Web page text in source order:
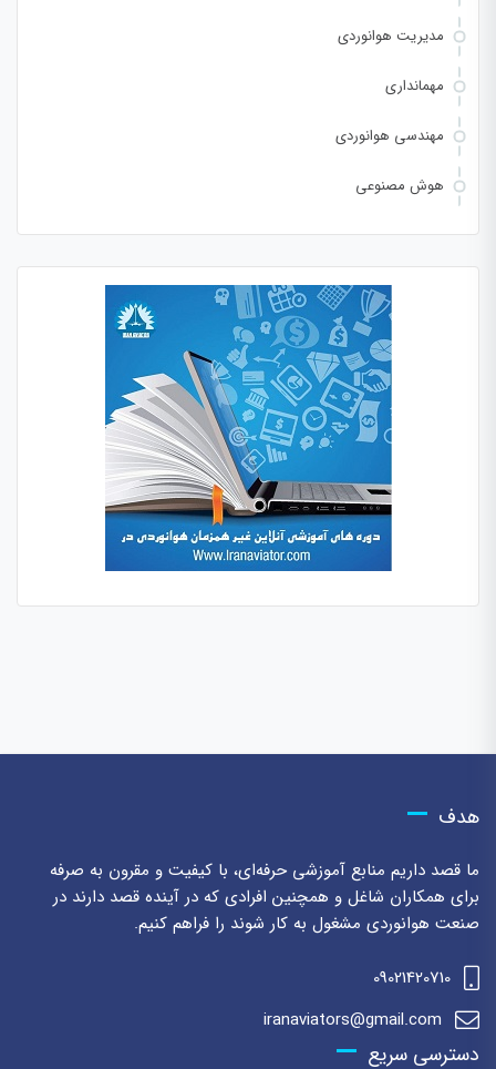
مدیریت هوانوردی
مهمانداری
مهندسی هوانوردی
هوش مصنوعی
هدف
ما قصد داریم منابع آموزشی حرفه‌ای، با کیفیت و مقرون به صرفه
برای همکاران شاغل و همچنین افرادی که در آینده قصد دارند در
صنعت هوانوردی مشغول به کار شوند را فراهم کنیم.
09021420710
iranaviators@gmail.com
دسترسی سریع